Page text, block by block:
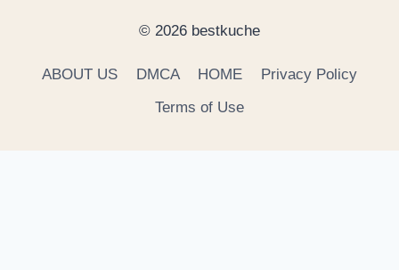
© 2026 bestkuche
ABOUT US DMCA HOME
Privacy Policy
Terms of Use